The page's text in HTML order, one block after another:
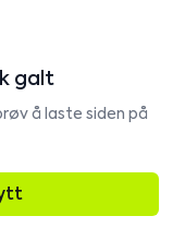
galt
å laste siden på